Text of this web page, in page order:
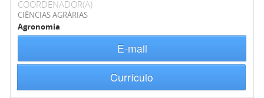
COORDENADOR(A)
CIÊNCIAS AGRÁRIAS
Agronomia
E-mail
Currículo